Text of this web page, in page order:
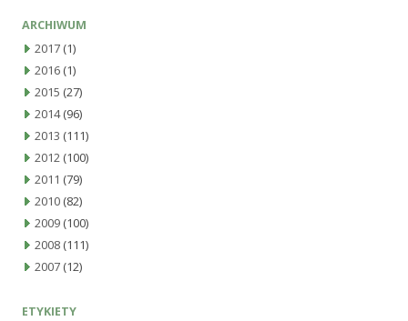
ARCHIWUM
2017 (1)
2016 (1)
2015 (27)
2014(96)
2013 (111)
2012 (100)
2011 (79)
2010 (82)
2009 (100)
2008 (111)
2007 (12)
ETYKIETY